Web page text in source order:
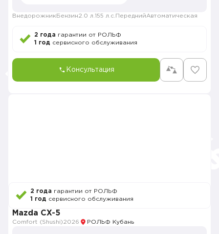
Внедорожник Бензин2.0 л. 155 л.с. ПереднийАвтоматическая
2 года гарантии от РОЛЬФ
1 год сервисного обслуживания
Консультация
2 года гарантии от РОЛЬФ
1 год сервисного обслуживания
Mazda CX-5
Comfort (Shushi)2026 РОЛЬФ Кубань